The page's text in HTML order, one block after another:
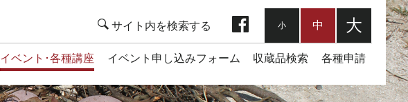
イベント･各種講座 イベント申し込みフォーム 収蔵品検索 各種申請
小 中 大